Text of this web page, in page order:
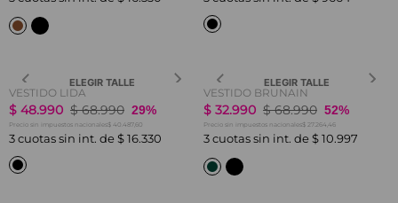
ELEGIR TALLE
VESTIDO LIDA
$ 48.990 $ 68.990 29%
Precio sin impuestos nacionales$ 40.487,60
3 cuotas sin int. de $ 16.330
ELEGIR TALLE
VESTIDO BRUNAIN
$ 32.990 $ 68.990 52%
Precio sin impuestos nacionales$ 27.264,46
3 cuotas sin int. de $ 10.997